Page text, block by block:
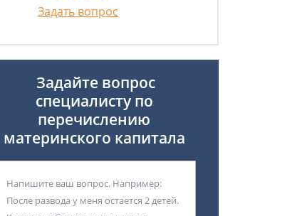
Задать вопрос
Задайте вопрос
специалисту по
перечислению
материнского капитала